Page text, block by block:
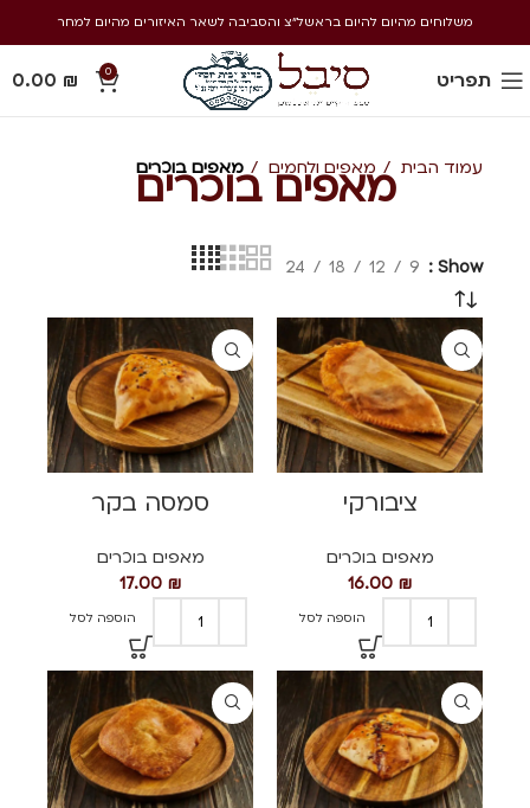
משלוחים מהיום להיום בראשל״צ והסביבה לשאר האיזורים מהיום למחר
תפריט 0
0.00 ₪
עמוד הבית מאפים ולחמים מאפים בוכרים
מאפים בוכרים
Show
9
12
18
24
ציבורקי
מאפים בוכרים
16.00 ₪
הוספה לסל
סמסה בקר
מאפים בוכרים
17.00 ₪
הוספה לסל